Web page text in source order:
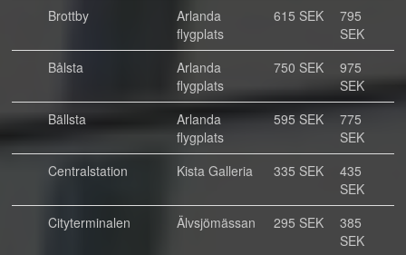
Brottby
Arlanda
flygplats
615 SEK
795
SEK
Bålsta
Arlanda
flygplats
750 SEK
975
SEK
Bällsta
Arlanda
flygplats
595 SEK
775
SEK
Centralstation
Kista Galleria 335 SEK
435
SEK
Cityterminalen
Älvsjömässan 295 SEK
385
SEK